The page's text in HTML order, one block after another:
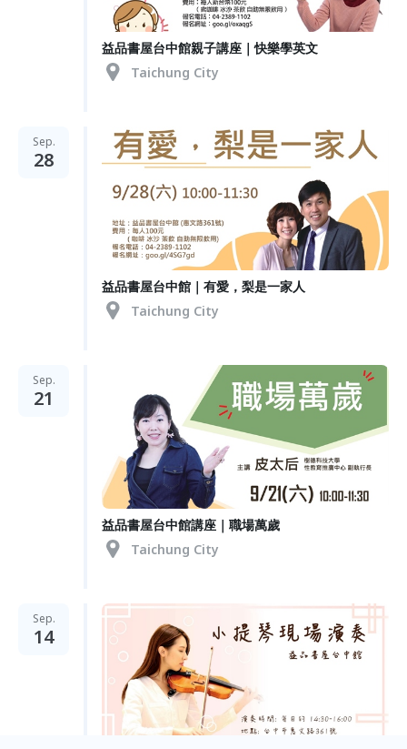
益品書屋台中館親子講座｜快樂學英文
Taichung City
Sep.
28
益品書屋台中館｜有愛，梨是一家人
Taichung City
Sep.
21
益品書屋台中館講座｜職場萬歲
Taichung City
Sep.
14